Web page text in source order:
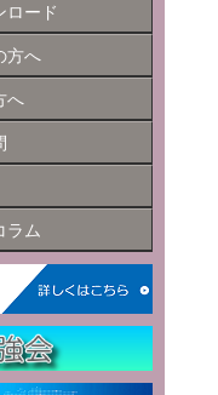
ロード
方へ
へ
ラム